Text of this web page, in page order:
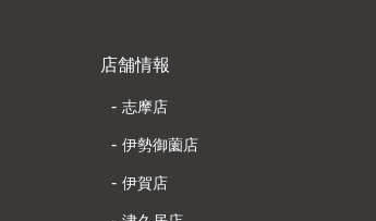
店舗情報
志摩店
伊勢御薗店
伊賀店